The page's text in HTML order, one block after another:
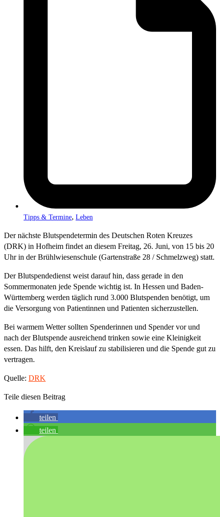
Tipps & Termine, Leben
Der nächste Blutspendetermin des Deutschen Roten Kreuzes
(DRK) in Hofheim findet an diesem Freitag, 26. Juni, von 15 bis 20
Uhr in der Brühlwiesenschule (Gartenstraße 28 / Schmelzweg) statt.
Der Blutspendedienst weist darauf hin, dass gerade in den
Sommermonaten jede Spende wichtig ist. In Hessen und Baden-
Württemberg werden täglich rund 3.000 Blutspenden benötigt, um
die Versorgung von Patientinnen und Patienten sicherzustellen.
Bei warmem Wetter sollten Spenderinnen und Spender vor und
nach der Blutspende ausreichend trinken sowie eine Kleinigkeit
essen. Das hilft, den Kreislauf zu stabilisieren und die Spende gut zu
vertragen.
Quelle: DRK
Teile diesen Beitrag
teilen
teilen